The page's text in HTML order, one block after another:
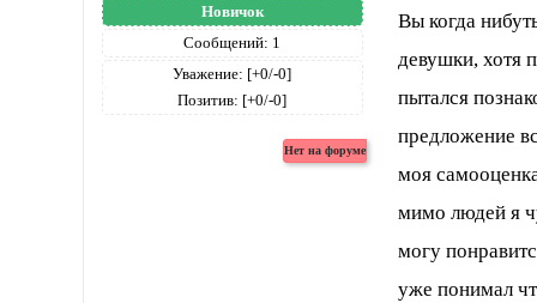
Новичок
Сообщений: 1
Уважение: [+0/-0]
Позитив: [+0/-0]
Вы когда
девушки, хотя
пытался
предложение
моя
мимо людей я
могу
уже понимал